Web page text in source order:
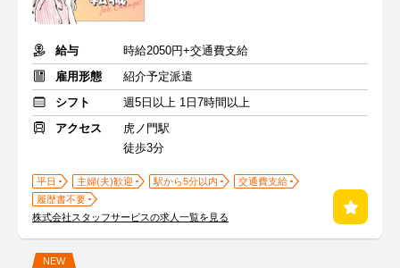
給与
時給2050円+交通費支給
雇用形態
紹介予定派遣
シフト
週5日以上 1日7時間以上
アクセス
虎ノ門駅
徒歩3分
平日 主婦(夫)歓迎 駅から5分以内
交通費支給
履歴書不要
株式会社スタッフサービスの求人一覧を見る
NEW